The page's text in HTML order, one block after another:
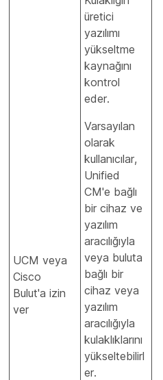
UCM veya
Cisco
Bulut'a izin
ver
üretici
yazılımı
yükseltme
kaynağını
kontrol
eder.
Varsayılan
olarak
kullanıcılar,
Unified
CM'e bağlı
bir cihaz ve
yazılım
aracılığıyla
veya buluta
bağlı bir
cihaz veya
yazılım
aracılığıyla
kulaklıklarını
yükseltebilirl
er.